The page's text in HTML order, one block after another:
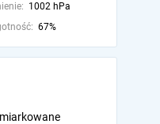
1002 hPa
67%